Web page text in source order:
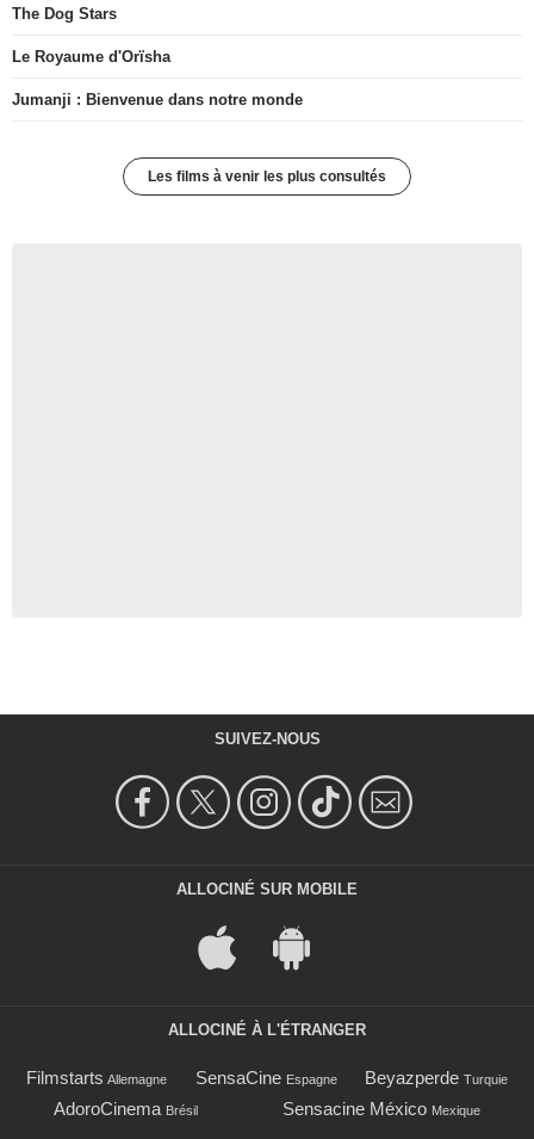
The Dog Stars
Le Royaume d'Orïsha
Jumanji : Bienvenue dans notre monde
Les films à venir les plus consultés
SUIVEZ-NOUS
ALLOCINÉ SUR MOBILE
ALLOCINÉ À L'ÉTRANGER
Filmstarts Allemagne SensaCine Espagne Beyazperde Turquie
AdoroCinema Brésil Sensacine México Mexique